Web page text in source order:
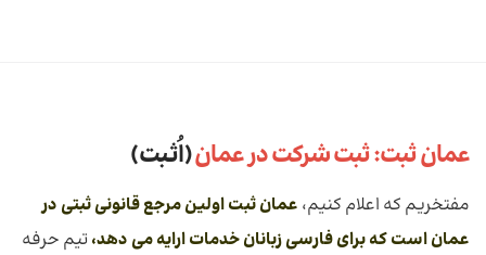
عمان ثبت: ثبت شرکت در عمان(اُثـبت)
مفتخریم که اعلام کنیم، عمان ثبت اولین مرجع قانونی ثبتی در
عمان است که برای فارسی زبانان خدمات ارايه می دهد، تیم حرفه